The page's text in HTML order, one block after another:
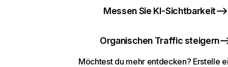
Messen Sie KI-Sichtbarkeit
Organischen Traffic steigern
Möchtest du mehr entdecken? Erstelle